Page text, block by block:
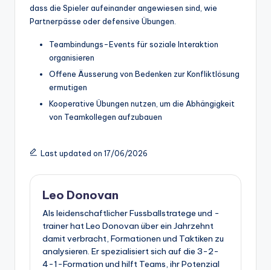
dass die Spieler aufeinander angewiesen sind, wie
Partnerpässe oder defensive Übungen.
Teambindungs-Events für soziale Interaktion
organisieren
Offene Äusserung von Bedenken zur Konfliktlösung
ermutigen
Kooperative Übungen nutzen, um die Abhängigkeit
von Teamkollegen aufzubauen
Last updated on 17/06/2026
Leo Donovan
Als leidenschaftlicher Fussballstratege und -
trainer hat Leo Donovan über ein Jahrzehnt
damit verbracht, Formationen und Taktiken zu
analysieren. Er spezialisiert sich auf die 3-2-
4-1-Formation und hilft Teams, ihr Potenzial